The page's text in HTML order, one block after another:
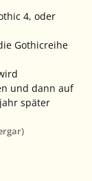
4, oder
Gothicreihe
und dann auf
später